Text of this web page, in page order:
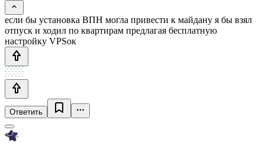
если бы установка ВПН могла привести к майдану я бы взял
отпуск и ходил по квартирам предлагая бесплатную
настройку VPSок
Ответить